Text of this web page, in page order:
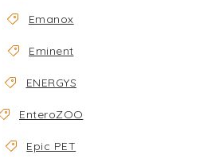
Emanox
Eminent
ENERGYS
EnteroZOO
Epic PET